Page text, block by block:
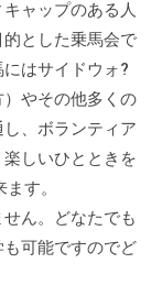
ャップのある人
とした乗馬会で
はサイドウォ?
やその他多くの
、ボランティア
しいひとときを
す。
ん。どなたでも
可能ですのでど